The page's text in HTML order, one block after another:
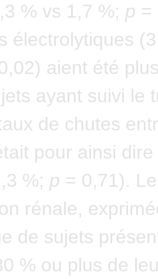
% vs 1,7 %; p =
électrolytiques
aient été
ayant suivi le
de chutes
pour ainsi
%; p = 0,71).
rénale,
de sujets
% ou plus de